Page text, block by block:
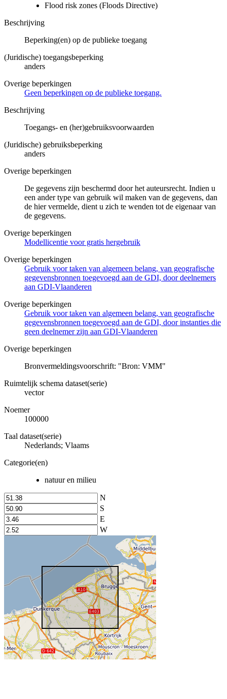
Flood risk zones (Floods Directive)
Beschrijving
Beperking(en) op de publieke toegang
(Juridische) toegangsbeperking
anders
Overige beperkingen
Geen beperkingen op de publieke toegang.
Beschrijving
Toegangs- en (her)gebruiksvoorwaarden
(Juridische) gebruiksbeperking
anders
Overige beperkingen
De gegevens zijn beschermd door het auteursrecht. Indien u
een ander type van gebruik wil maken van de gegevens, dan
de hier vermelde, dient u zich te wenden tot de eigenaar van
de gegevens.
Overige beperkingen
Modellicentie voor gratis hergebruik
Overige beperkingen
Gebruik voor taken van algemeen belang, van geografische
gegevensbronnen toegevoegd aan de GDI, door deelnemers
aan GDI-Vlaanderen
Overige beperkingen
Gebruik voor taken van algemeen belang, van geografische
gegevensbronnen toegevoegd aan de GDI, door instanties die
geen deelnemer zijn aan GDI-Vlaanderen
Overige beperkingen
Bronvermeldingsvoorschrift: "Bron: VMM"
Ruimtelijk schema dataset(serie)
vector
Noemer
100000
Taal dataset(serie)
Nederlands; Vlaams
Categorie(en)
natuur en milieu
N
S
E
W